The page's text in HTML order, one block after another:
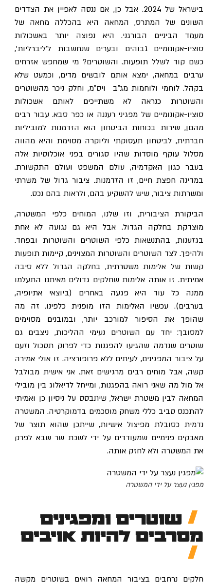
בישראל של 2024. אבל כן, אם ננסה לאפיין את הצדדים
השונים של המתרס, המחאה היא בהכללה מחאה של
מעמד הביניים הבורגני. היא נפוצה יותר באשכולות
סוציו-אקונומיים גבוהים ובערים שנחשבות ל'ליברליות',
כשם קוד לשלל תופעות. והשוטרים? מי שמחפש אזרחים
ערבים במחאה, ימצא אותם לובשים מדים, וכמעט שלא
בקהל. לוחמי ולוחמות מג"ב ויס"מ, וחלק ניכר מהשוטרים
והשוטרות כנראה לא משתייכים לאותם אשכולות
סוציו-אקונומיים של מפגיני רעננה או כפר סבא. עבור רבים
מהםן, שירות בכוחות הביטחון הוא הזדמנות למוביליות
חברתית, לביטחון תעסוקתי וליוקרה מסוימת והיא מהווה
מסלול עוקף מוסדות שהיו סגורים בפני אוכלוסיות אלה
בעבר כגון האקדמיה, עולם המשפט ועולם התקשורת.
במדינה חפצת חיים, זו הזדמנות. ציבור גדול של משרתי
ומשרתות ציבור, שיש להשקיע בהם, ולראות בהם נכס.
הביקורת הציבורית, וזו שלנו, המוחים כלפי המשטרה,
מוצדקת בחלקה הגדול. אבל היא גם נגועה לא אחת
בגזענות, בהתנשאות כלפי השוטרים והשוטרות ובפחד.
ולהיפך. לצד השוטרים והשוטרות המצוינים, קיימות תופעות
קשות של אלימות משטרתית, בחלקה הגדול ללא סיבה
אמיתית. זו אותה אלימות שחלקים גדולים מאיתנו התעלמו
ממנה כל עוד היא פגעה באחרים (ביוצאי אתיופיה,
בערבים). עכשיו האלימות הזו מופנית כלפינו. זה מה
שהופך את הסיפור למורכב יותר, ובמובנים מסוימים
למסובך: יחד עם השוטרים נעימי ההליכות, ניצבים גם
שוטרים שנדמה שהגיעו להפגנות כדי לפרוק תסכול וזעם
על ציבור המפגינים, לעיתים ללא פרופורציה. זו אולי אמירה
קשה, אבל מוחים רבים מרגישים זאת. אני אישית מבולבל
אל מול מה שאני רואה בהפגנות, ומייחל לדיאלוג בין מובילי
המחאה לבין משטרת ישראל, שיתבסס על ניסיון כן ואמיתי
להתכנס סביב כללי משחק מוסכמים בדמוקרטיה. המשטרה
נדמית כסובלת מפיצול אישיות, שייתכן שהוא תוצר של
מאבקים פנימיים שמעודדים על ידי לשכת שר שבא לפרק
את המשטרה ולא לחזק אותה.
מפגין נעצר על ידי המשטרה
שוטרים ומפגינים
מסרבים להיות אויבים
חלקים נרחבים בציבור המחאה רואים בשוטרים מקשה